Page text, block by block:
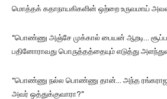
மொத்தக் கதாநாயகிகளின் ஒற்றை உருவமாய்
“பொண்ணு அஞ்சே முக்கால் பையன் ஆறடி…
பதினோராவது பொருத்தத்தையும் எடுத்து
“பொண்ணு நல்ல பொண்ணு தான்… அந்த ரங்கராஜன்
அவர் ஒத்துக்குவாரா?”